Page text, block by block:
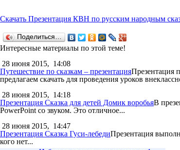
Скачать Презентация КВН по русским народным
Поделиться…
Интересные материалы по этой теме!
28 июня 2015, 14:08
Путешествие по сказкам – презентацияПрезентация
предлагаем скачать для проведения уроков
28 июня 2015, 14:18
Презентация Сказка для детей Домик воробьяВ
PowerPoint со звуком. Это отличное...
28 июня 2015, 14:47
Презентация Сказка Гуси-лебедиПрезентация
кого нет...